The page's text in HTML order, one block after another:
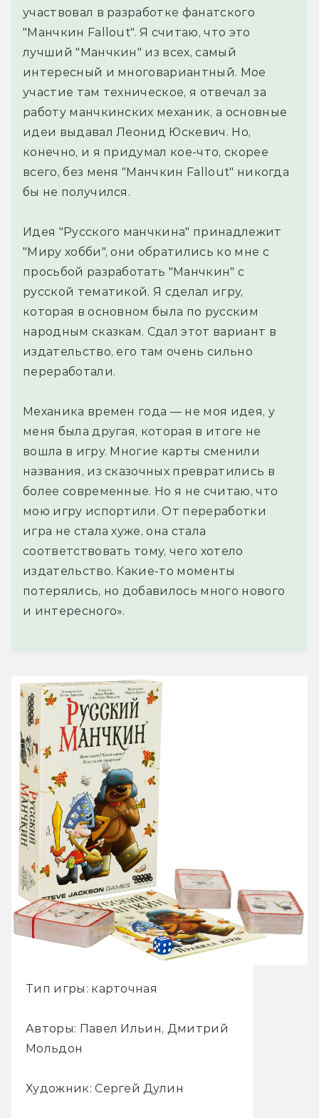
участвовал в разработке фанатского
"Манчкин Fallout". Я считаю, что это
лучший "Манчкин" из всех, самый
интересный и многовариантный. Мое
участие там техническое, я отвечал за
работу манчкинских механик, а основные
идеи выдавал Леонид Юскевич. Но,
конечно, и я придумал кое-что, скорее
всего, без меня "Манчкин Fallout" никогда
бы не получился.
Идея "Русского манчкина" принадлежит
"Миру хобби", они обратились ко мне с
просьбой разработать "Манчкин" с
русской тематикой. Я сделал игру,
которая в основном была по русским
народным сказкам. Сдал этот вариант в
издательство, его там очень сильно
переработали.
Механика времен года — не моя идея, у
меня была другая, которая в итоге не
вошла в игру. Многие карты сменили
названия, из сказочных превратились в
более современные. Но я не считаю, что
мою игру испортили. От переработки
игра не стала хуже, она стала
соответствовать тому, чего хотело
издательство. Какие-то моменты
потерялись, но добавилось много нового
и интересного».
Тип игры: карточная
Авторы: Павел Ильин, Дмитрий
Мольдон
Художник: Сергей Дулин